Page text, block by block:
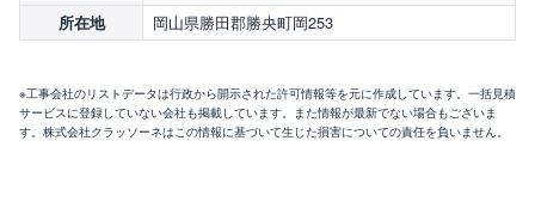
所在地 岡山県勝田郡勝央町岡253
※工事会社のリストデータは行政から開示された許可情報等を元に作成しています。一括見積
サービスに登録していない会社も掲載しています。また情報が最新でない場合もございま
す。株式会社クラッソーネはこの情報に基づいて生じた損害についての責任を負いません。